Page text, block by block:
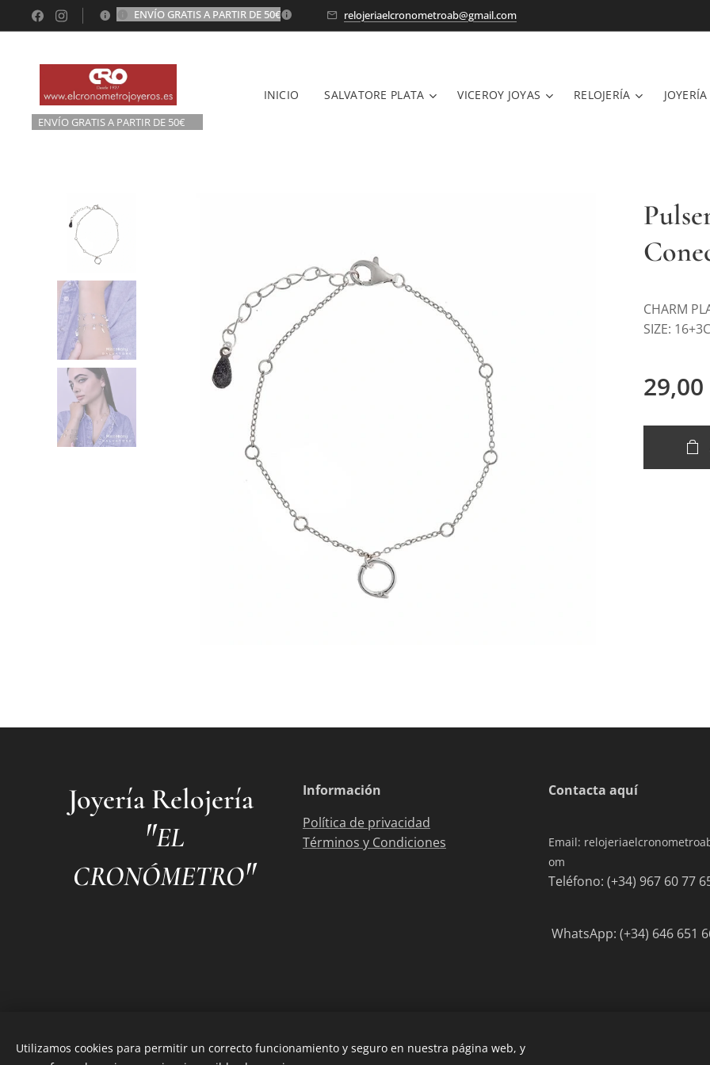
ENVÍO GRATIS A PARTIR DE 50€ relojeriaelcronometroab@gmail.com
ENVÍO GRATIS A PARTIR DE 50€💫
INICIO SALVATORE PLATA VICEROY JOYAS RELOJERÍA
CHARM
SIZE:
29,00
Joyería Relojería
"EL
CRONÓMETRO"
Información
Política de privacidad
Términos y Condiciones
Contacta aquí
Email:
om
Teléfono: (+34) 967 60
WhatsApp: (+34) 646 651
Utilizamos cookies para permitir un correcto funcionamiento y seguro en nuestra página web, y